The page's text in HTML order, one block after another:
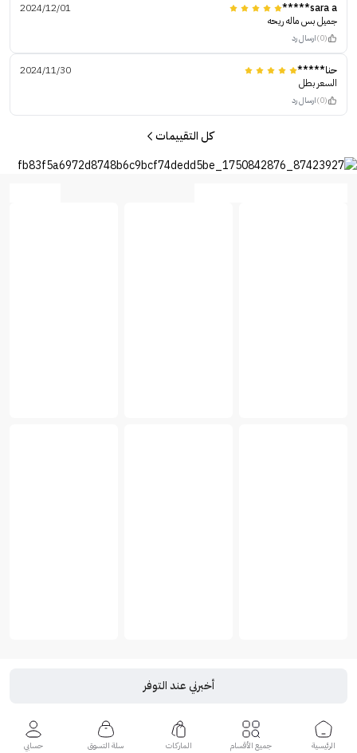
sara a*****
2024/12/01
جميل بس ماله ريحه
(0) ارسال رد
حنا*****
2024/11/30
السعر بطل
(0) ارسال رد
كل التقييمات
أخبرني عند التوفر
الرئيسية جميع الأقسام الماركات سلة التسوق حسابي